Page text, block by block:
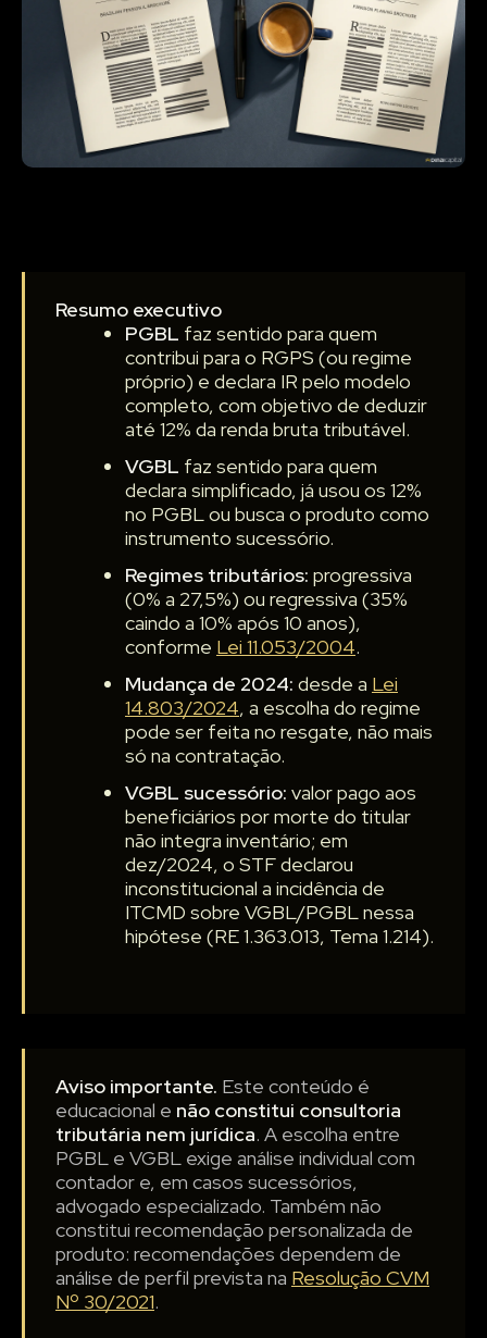
Resumo executivo
PGBL faz sentido para quem
contribui para o RGPS (ou regime
próprio) e declara IR pelo modelo
completo, com objetivo de deduzir
até 12% da renda bruta tributável.
VGBL faz sentido para quem
declara simplificado, já usou os 12%
no PGBL ou busca o produto como
instrumento sucessório.
Regimes tributários: progressiva
(0% a 27,5%) ou regressiva (35%
caindo a 10% após 10 anos),
conforme Lei 11.053/2004.
Mudança de 2024: desde a Lei
14.803/2024, a escolha do regime
pode ser feita no resgate, não mais
só na contratação.
VGBL sucessório: valor pago aos
beneficiários por morte do titular
não integra inventário; em
dez/2024, o STF declarou
inconstitucional a incidência de
ITCMD sobre VGBL/PGBL nessa
hipótese (RE 1.363.013, Tema 1.214).
Aviso importante. Este conteúdo é
educacional e não constitui consultoria
tributária nem jurídica. A escolha entre
PGBL e VGBL exige análise individual com
contador e, em casos sucessórios,
advogado especializado. Também não
constitui recomendação personalizada de
produto: recomendações dependem de
análise de perfil prevista na Resolução CVM
Nº 30/2021.